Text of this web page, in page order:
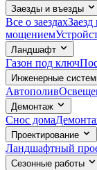
Заезды и въезды
Все о заездах
мощением
Ландшафт
Газон под ключ
Инженерные
Автополив
Демонтаж
Снос дома
Проектирование
Ландшафтный
Сезонные работы